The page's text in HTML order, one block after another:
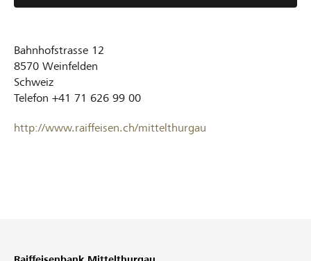
Bahnhofstrasse 12
8570 Weinfelden
Schweiz
Telefon +41 71 626 99 00
http://www.raiffeisen.ch/mittelthurgau